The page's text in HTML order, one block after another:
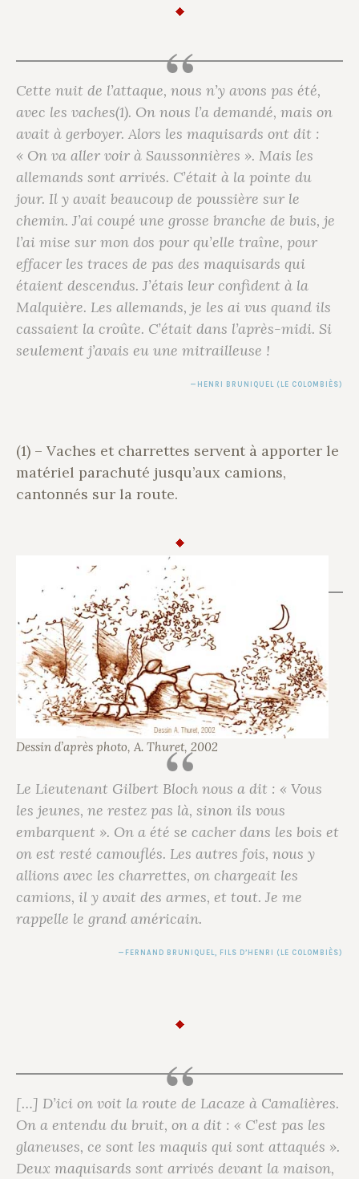
Cette nuit de l’attaque, nous n’y avons pas été,
avec les vaches(1). On nous l’a demandé, mais on
avait à gerboyer. Alors les maquisards ont dit :
« On va aller voir à Saussonnières ». Mais les
allemands sont arrivés. C’était à la pointe du
jour. Il y avait beaucoup de poussière sur le
chemin. J’ai coupé une grosse branche de buis, je
l’ai mise sur mon dos pour qu’elle traîne, pour
effacer les traces de pas des maquisards qui
étaient descendus. J’étais leur confident à la
Malquière. Les allemands, je les ai vus quand ils
cassaient la croûte. C’était dans l’après-midi. Si
seulement j’avais eu une mitrailleuse !
HENRI BRUNIQUEL (LE COLOMBIÈS)
(1) – Vaches et charrettes servent à apporter le
matériel parachuté jusqu’aux camions,
cantonnés sur la route.
Dessin d’après photo, A. Thuret, 2002
Le Lieutenant Gilbert Bloch nous a dit : « Vous
les jeunes, ne restez pas là, sinon ils vous
embarquent ». On a été se cacher dans les bois et
on est resté camouflés. Les autres fois, nous y
allions avec les charrettes, on chargeait les
camions, il y avait des armes, et tout. Je me
rappelle le grand américain.
FERNAND BRUNIQUEL, FILS D’HENRI (LE COLOMBIÈS)
[…] D’ici on voit la route de Lacaze à Camalières.
On a entendu du bruit, on a dit : « C’est pas les
glaneuses, ce sont les maquis qui sont attaqués ».
Deux maquisards sont arrivés devant la maison,